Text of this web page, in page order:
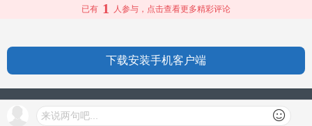
来说两句吧...
已有 1 人参与，点击查看更多精彩评论
下载安装手机客户端
授权信息